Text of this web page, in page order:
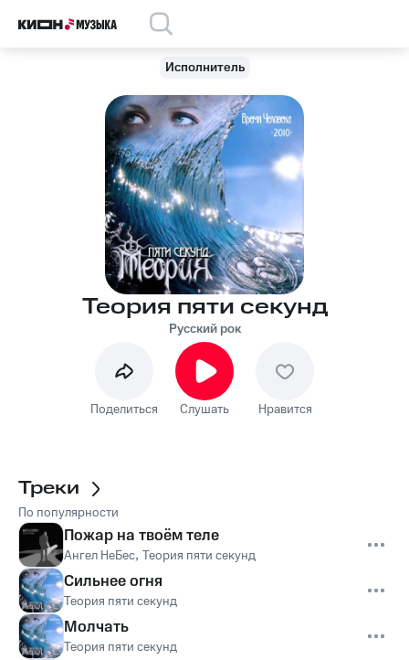
Исполнитель
Теория пяти секунд
Русский рок
Поделиться Слушать Нравится
Треки
По популярности
Пожар на твоём теле
Ангел НеБес, Теория пяти секунд
Сильнее огня
Теория пяти секунд
Молчать
Теория пяти секунд